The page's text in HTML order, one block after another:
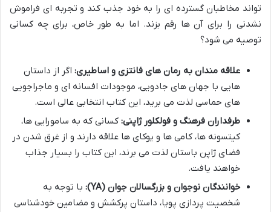
تواند مخاطبان گسترده ای را به خود جذب کند و تجربه ای فراموش
نشدنی را برای آن ها رقم بزند. اما به طور خاص، برای چه کسانی
توصیه می شود؟
علاقه مندان به رمان های فانتزی و اساطیری: اگر از داستان
هایی با جهان های جادویی، موجودات افسانه ای و ماجراجویی
های حماسی لذت می برید، این کتاب انتخابی عالی است.
طرفداران فرهنگ و فولکلور ژاپنی: کسانی که به سامورایی ها،
کیتسونه ها، کامی ها و یوکای ها علاقه دارند و از غرق شدن در
فضای ژاپن باستان لذت می برند، این کتاب را بسیار جذاب
خواهند یافت.
خوانندگان نوجوان و بزرگسالان جوان (YA):
با توجه به
شخصیت پردازی پویا، داستان پرکشش و مضامین خودشناسی